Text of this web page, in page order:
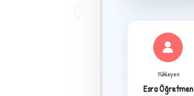
Yükleyen
Esra Öğretmen